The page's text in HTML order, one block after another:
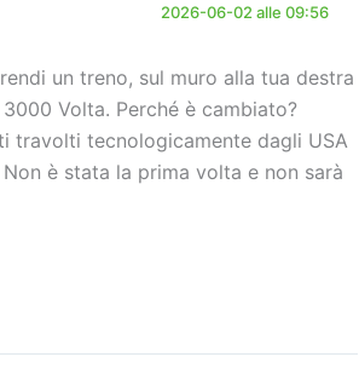
2026-06-02 alle 09:56
un treno, sul muro alla tua destra
Volta. Perché è cambiato?
travolti tecnologicamente dagli USA
è stata la prima volta e non sarà